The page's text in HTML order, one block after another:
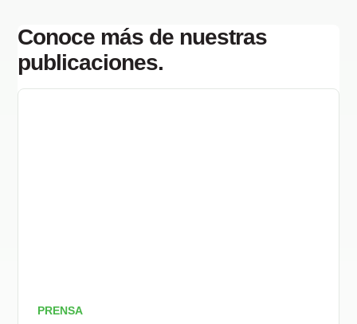
Conoce más de nuestras
publicaciones.
PRENSA